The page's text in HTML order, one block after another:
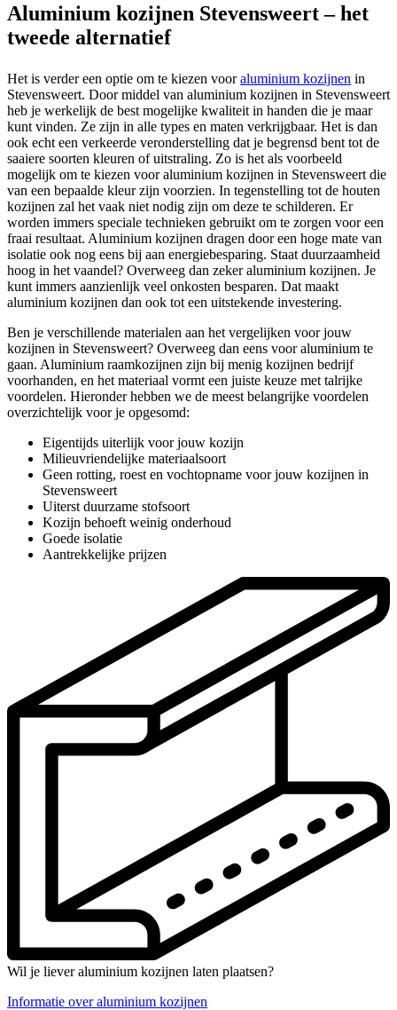
Aluminium kozijnen Stevensweert – het
tweede alternatief
Het is verder een optie om te kiezen vooraluminium kozijnen in
Stevensweert. Door middel van aluminium kozijnen in Stevensweert
heb je werkelijk de best mogelijke kwaliteit in handen die je maar
kunt vinden. Ze zijn in alle types en maten verkrijgbaar. Het is dan
ook echt een verkeerde veronderstelling dat je begrensd bent tot de
saaiere soorten kleuren of uitstraling. Zo is het als voorbeeld
mogelijk om te kiezen voor aluminium kozijnen in Stevensweert die
van een bepaalde kleur zijn voorzien. In tegenstelling tot de houten
kozijnen zal het vaak niet nodig zijn om deze te schilderen. Er
worden immers speciale technieken gebruikt om te zorgen voor een
fraai resultaat. Aluminium kozijnen dragen door een hoge mate van
isolatie ook nog eens bij aan energiebesparing. Staat duurzaamheid
hoog in het vaandel? Overweeg dan zeker aluminium kozijnen. Je
kunt immers aanzienlijk veel onkosten besparen. Dat maakt
aluminium kozijnen dan ook tot een uitstekende investering.
Ben je verschillende materialen aan het vergelijken voor jouw
kozijnen in Stevensweert? Overweeg dan eens voor aluminium te
gaan. Aluminium raamkozijnen zijn bij menig kozijnen bedrijf
voorhanden, en het materiaal vormt een juiste keuze met talrijke
voordelen. Hieronder hebben we de meest belangrijke voordelen
overzichtelijk voor je opgesomd:
Eigentijds uiterlijk voor jouw kozijn
Milieuvriendelijke materiaalsoort
Geen rotting, roest en vochtopname voor jouw kozijnen in
Stevensweert
Uiterst duurzame stofsoort
Kozijn behoeft weinig onderhoud
Goede isolatie
Aantrekkelijke prijzen
Wil je liever aluminium kozijnen laten plaatsen?
Informatie over aluminium kozijnen